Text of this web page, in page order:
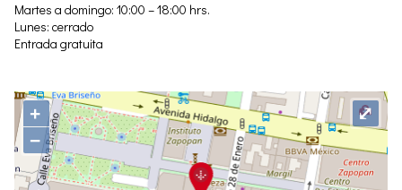
Martes a domingo: 10:00 – 18:00 hrs.
Lunes: cerrado
Entrada gratuita
+
−
⤢